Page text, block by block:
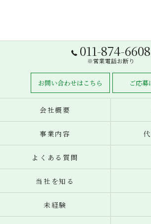
011-874-6608
※営業電話お断り
お問い合わせはこちら ご応募
会社概要
事業内容
よくある質問
当社を知る
未経験